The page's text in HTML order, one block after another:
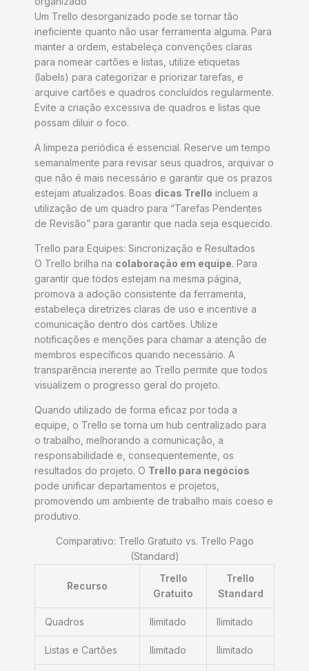
Um Trello desorganizado pode se tornar tão
ineficiente quanto não usar ferramenta alguma. Para
manter a ordem, estabeleça convenções claras
para nomear cartões e listas, utilize etiquetas
(labels) para categorizar e priorizar tarefas, e
arquive cartões e quadros concluídos regularmente.
Evite a criação excessiva de quadros e listas que
possam diluir o foco.
A limpeza periódica é essencial. Reserve um tempo
semanalmente para revisar seus quadros, arquivar o
que não é mais necessário e garantir que os prazos
estejam atualizados. Boas dicas Trello incluem a
utilização de um quadro para “Tarefas Pendentes
de Revisão” para garantir que nada seja esquecido.
Trello para Equipes: Sincronização e Resultados
O Trello brilha na colaboração em equipe. Para
garantir que todos estejam na mesma página,
promova a adoção consistente da ferramenta,
estabeleça diretrizes claras de uso e incentive a
comunicação dentro dos cartões. Utilize
notificações e menções para chamar a atenção de
membros específicos quando necessário. A
transparência inerente ao Trello permite que todos
visualizem o progresso geral do projeto.
Quando utilizado de forma eficaz por toda a
equipe, o Trello se torna um hub centralizado para
o trabalho, melhorando a comunicação, a
responsabilidade e, consequentemente, os
resultados do projeto. O Trello para negócios
pode unificar departamentos e projetos,
promovendo um ambiente de trabalho mais coeso e
produtivo.
Comparativo: Trello Gratuito vs. Trello Pago
(Standard)
Recurso
Trello
Gratuito
Trello
Standard
Quadros Ilimitado Ilimitado
Listas e Cartões Ilimitado Ilimitado